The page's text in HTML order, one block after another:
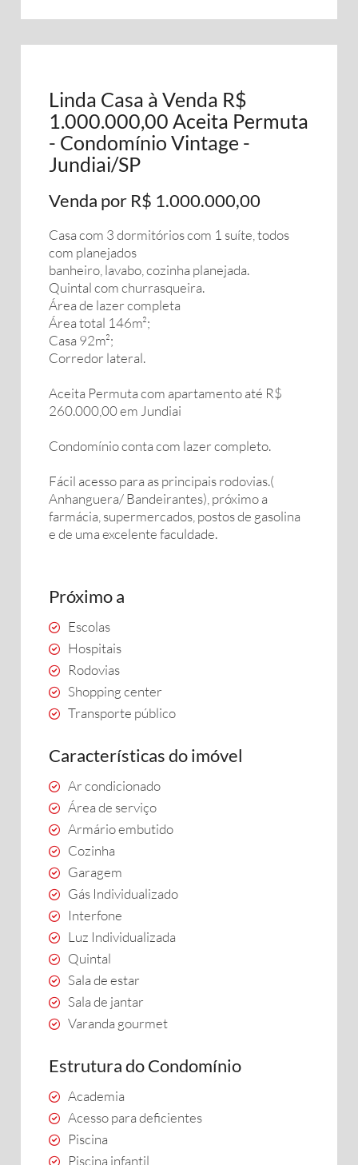
Linda Casa à Venda R$
1.000.000,00 Aceita Permuta
- Condomínio Vintage -
Jundiai/SP
Venda por R$ 1.000.000,00
Casa com 3 dormitórios com 1 suíte, todos
com planejados
banheiro, lavabo, cozinha planejada.
Quintal com churrasqueira.
Área de lazer completa
Área total 146m²;
Casa 92m²;
Corredor lateral.
Aceita Permuta com apartamento até R$
260.000,00 em Jundiai
Condomínio conta com lazer completo.
Fácil acesso para as principais rodovias.(
Anhanguera/ Bandeirantes), próximo a
farmácia, supermercados, postos de gasolina
e de uma excelente faculdade.
Próximo a
Escolas
Hospitais
Rodovias
Shopping center
Transporte público
Características do imóvel
Ar condicionado
Área de serviço
Armário embutido
Cozinha
Garagem
Gás Individualizado
Interfone
Luz Individualizada
Quintal
Sala de estar
Sala de jantar
Varanda gourmet
Estrutura do Condomínio
Academia
Acesso para deficientes
Piscina
Piscina infantil